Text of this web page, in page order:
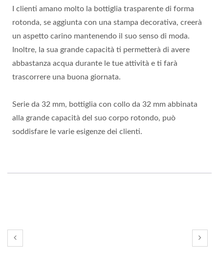
I clienti amano molto la bottiglia trasparente di forma
rotonda, se aggiunta con una stampa decorativa, creerà
un aspetto carino mantenendo il suo senso di moda.
Inoltre, la sua grande capacità ti permetterà di avere
abbastanza acqua durante le tue attività e ti farà
trascorrere una buona giornata.
Serie da 32 mm, bottiglia con collo da 32 mm abbinata
alla grande capacità del suo corpo rotondo, può
soddisfare le varie esigenze dei clienti.